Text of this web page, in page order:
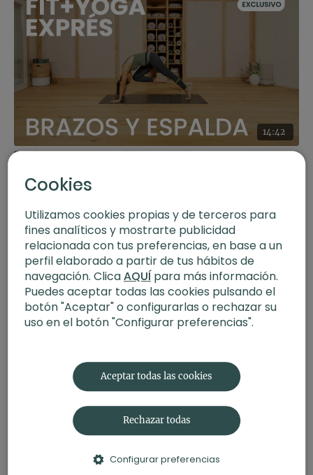
14:42
Exprés brazos y espalda. FIT+Yoga con Xuan Lan
Cookies
Utilizamos cookies propias y de terceros para
fines analíticos y mostrarte publicidad
relacionada con tus preferencias, en base a un
perfil elaborado a partir de tus hábitos de
navegación. ClicaAQUÍpara más información.
Puedes aceptar todas las cookies pulsando el
botón "Aceptar" o configurarlas o rechazar su
uso en el botón "Configurar preferencias".
Aceptar todas las cookies
Rechazar todas
Configurar preferencias